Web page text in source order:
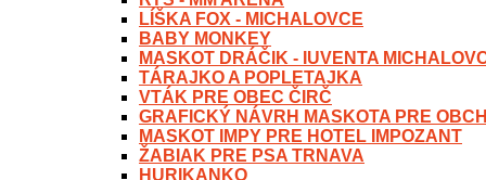
LÍŠKA FOX - MICHALOVCE
BABY MONKEY
MASKOT DRÁČIK - IUVENTA
TÁRAJKO A POPLETAJKA
VTÁK PRE OBEC ČIRČ
GRAFICKÝ NÁVRH MASKOTA PRE
MASKOT IMPY PRE HOTEL IMPOZANT
ŽABIAK PRE PSA TRNAVA
HURIKANKO